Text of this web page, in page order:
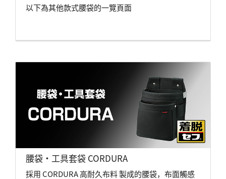
以下為其他款式腰袋的一覽頁面
腰袋・工具套袋 CORDURA
採用 CORDURA 高耐久布料 製成的腰袋，布面觸感